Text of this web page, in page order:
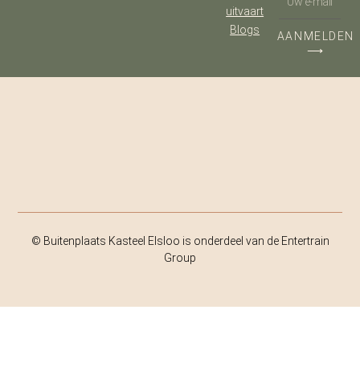
uitvaart
Blogs
AANMELDEN
⟶
© Buitenplaats Kasteel Elsloo is onderdeel van de Entertrain
Group